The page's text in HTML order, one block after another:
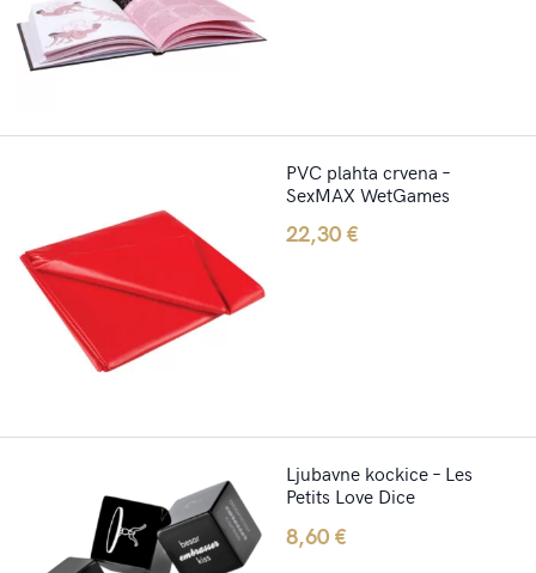
PVC plahta crvena –
SexMAX WetGames
22,30€
Ljubavne kockice – Les
Petits Love Dice
8,60€